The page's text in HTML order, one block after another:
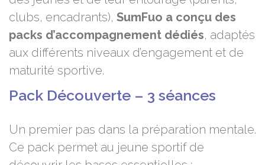
clubs, encadrants), SumFuo a conçu des
packs d’accompagnement dédiés, adaptés
aux différents niveaux d’engagement et de
maturité sportive.
Pack Découverte – 3 séances
Un premier pas dans la préparation mentale.
Ce pack permet au jeune sportif de